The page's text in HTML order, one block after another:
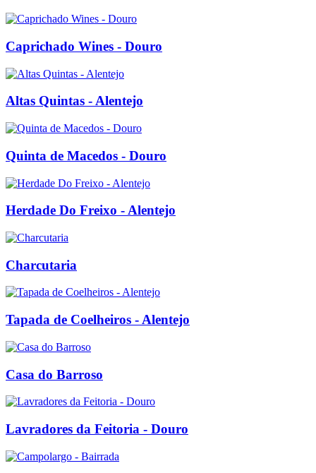
Caprichado Wines - Douro
Altas Quintas - Alentejo
Quinta de Macedos - Douro
Herdade Do Freixo - Alentejo
Charcutaria
Tapada de Coelheiros - Alentejo
Casa do Barroso
Lavradores da Feitoria - Douro